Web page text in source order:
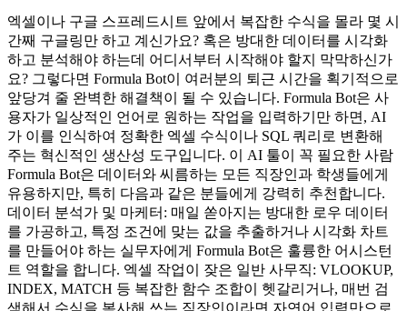
엑셀이나 구글 스프레드시트 앞에서 복잡한 수식을 몰라 몇 시
간째 구글링만 하고 계신가요? 혹은 방대한 데이터를 시각화
하고 분석해야 하는데 어디서부터 시작해야 할지 막막하신가
요? 그렇다면 Formula Bot이 여러분의 퇴근 시간을 획기적으로
앞당겨 줄 완벽한 해결책이 될 수 있습니다. Formula Bot은 사
용자가 일상적인 언어로 원하는 작업을 입력하기만 하면, AI
가 이를 인식하여 정확한 엑셀 수식이나 SQL 쿼리로 변환해
주는 혁신적인 생산성 도구입니다. 이 AI 툴이 꼭 필요한 사람
Formula Bot은 데이터와 씨름하는 모든 직장인과 학생들에게
유용하지만, 특히 다음과 같은 분들에게 강력히 추천합니다.
데이터 분석가 및 마케터: 매일 쏟아지는 방대한 로우 데이터
를 가공하고, 특정 조건에 맞는 값을 추출하거나 시각화 차트
를 만들어야 하는 실무자에게 Formula Bot은 훌륭한 어시스턴
트 역할을 합니다. 엑셀 작업이 잦은 일반 사무직: VLOOKUP,
INDEX, MATCH 등 복잡한 함수 조합이 헷갈리거나, 매번 검
색해서 수식을 복사해 쓰는 직장인이라면 자연어 입력만으로